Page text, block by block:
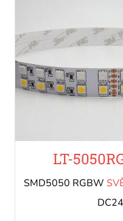
LT-
SMD5050 RGBW